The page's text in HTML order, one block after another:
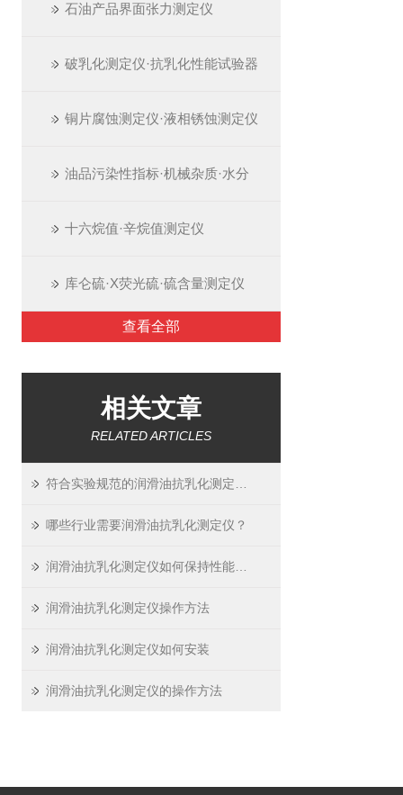
石油产品界面张力测定仪
破乳化测定仪·抗乳化性能试验器
铜片腐蚀测定仪·液相锈蚀测定仪
油品污染性指标·机械杂质·水分
十六烷值·辛烷值测定仪
库仑硫·X荧光硫·硫含量测定仪
查看全部
相关文章
RELATED ARTICLES
哪些行业需要润滑油抗乳化测定仪？
润滑油抗乳化测定仪操作方法
润滑油抗乳化测定仪如何安装
润滑油抗乳化测定仪的操作方法